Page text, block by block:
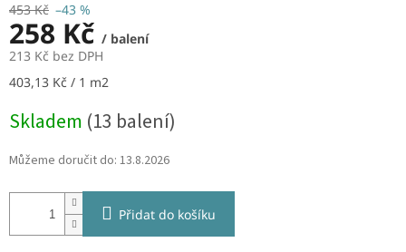
453 Kč –43 %
258 Kč / balení
213 Kč bez DPH
Měrná
403,13 Kč / 1 m2
Skladem (13 balení)
Můžeme doručit do: 13.8.2026
Přidat do košíku